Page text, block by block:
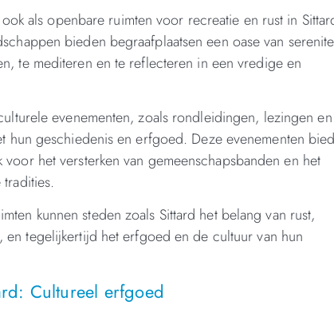
als openbare ruimten voor recreatie en rust in
bieden begraafplaatsen een oase van
te mediteren en te reflecteren in een vredige en
evenementen, zoals rondleidingen, lezingen en
hun geschiedenis en erfgoed. Deze evenementen
het versterken van gemeenschapsbanden en het
kunnen steden zoals Sittard het belang van rust,
tegelijkertijd het erfgoed en de cultuur van hun
Cultureel erfgoed